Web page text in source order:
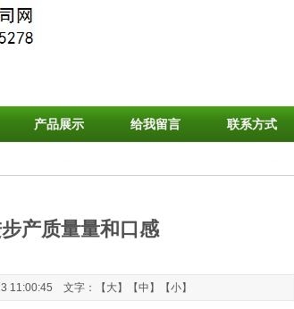
产品展示 给我留言 联系方式
产质量量和口感
11:00:45 文字：【 大】【中 】【小】